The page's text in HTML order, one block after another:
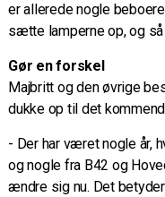
er allerede nogle
sætte lamperne op, og
Gør en forskel
Majbritt og den øvrige
dukke op til det
- Der har været nogle år,
og nogle fra B42 og
ændre sig nu. Det